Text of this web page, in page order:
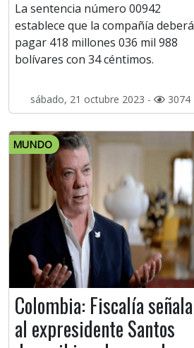
La sentencia número 00942
establece que la compañía deberá
pagar 418 millones 036 mil 988
bolívares con 34 céntimos.
sábado, 21 octubre 2023 - 3074
MUNDO
Colombia: Fiscalía señala
al expresidente Santos